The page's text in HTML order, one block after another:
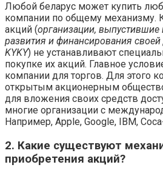
Любой беларус может купить
компании по общему механизму.
акций (организации,
развития и финансирования
KYKY) не устанавливают
покупке их акций. Главное
компании для торгов. Для этого
открытым акционерным
для вложения своих средств
многие организации с
Например, Apple, Google, IBM,
2. Какие существуют
приобретения акций?